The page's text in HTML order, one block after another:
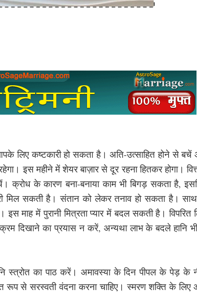
लिए कष्टकारी हो सकता है। अति-उत्साहित होने से
इस महीने में शेयर बाज़ार से दूर रहना हितकर होगा।
क्रोध के कारण बना-बनाया काम भी बिगड़ सकता है,
मिल सकती है। संतान को लेकर तनाव हो सकता है। साथ
माह में पुरानी मित्रता प्यार में बदल सकती है। विपरित
दिखाने का प्रयास न करें, अन्यथा लाभ के बदले हानि
स्त्रोत का पाठ करें। अमावस्या के दिन पीपल के पेड़ के
रूप से सरस्वती वंदना करना चाहिए। स्मरण शक्ति के